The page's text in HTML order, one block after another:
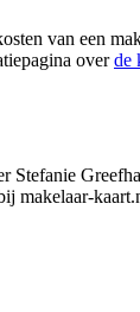
van een
overde
makelaar-